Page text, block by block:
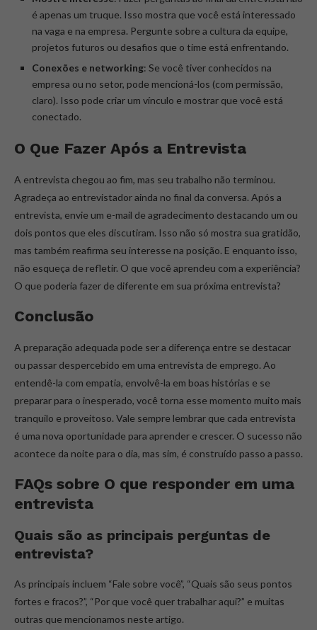
é apenas um truque. Isso mostra que você está interessado
na vaga e na empresa. Pergunte sobre a cultura da equipe,
projetos futuros ou desafios que o time está enfrentando.
Conexões e networking: Se você tiver conhecidos na
empresa ou no setor, pode mencioná-los (com permissão,
claro). Isso pode criar um vínculo e mostrar que você está
conectado.
O Que Fazer Após a Entrevista
A entrevista chegou ao fim, mas seu trabalho não terminou.
Agradeça ao entrevistador ainda no final da conversa. Após a
entrevista, envie um e-mail de agradecimento destacando um ou
dois pontos que eles discutiram. Isso não só mostra sua gratidão,
mas também reafirma seu interesse na posição. E enquanto isso,
não esqueça de refletir. O que você aprendeu com a experiência?
O que poderia fazer de diferente em sua próxima entrevista?
Conclusão
A preparação adequada pode ser a diferença entre se destacar
ou passar despercebido em uma entrevista de emprego. Ao
entendê-la com empatia, envolvê-la em boas histórias e se
preparar para o inesperado, você torna esse momento muito mais
tranquilo e proveitoso. Vale sempre lembrar que cada entrevista
é uma nova oportunidade para aprender e crescer. O sucesso não
acontece da noite para o dia, mas sim, é construído passo a passo.
FAQs sobre O que responder em uma
entrevista
Quais são as principais perguntas de
entrevista?
As principais incluem “Fale sobre você”, “Quais são seus pontos
fortes e fracos?”, “Por que você quer trabalhar aqui?” e muitas
outras que mencionamos neste artigo.